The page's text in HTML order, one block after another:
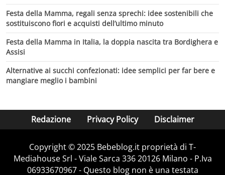
Festa della Mamma, regali senza sprechi: idee sostenibili che
sostituiscono fiori e acquisti dell’ultimo minuto
Festa della Mamma in Italia, la doppia nascita tra Bordighera e
Assisi
Alternative ai succhi confezionati: idee semplici per far bere e
mangiare meglio i bambini
Redazione Privacy Policy Disclaimer
Copyright © 2025 Bebeblog.it proprietà di T-
Mediahouse Srl - Viale Sarca 336 20126 Milano - P.Iva
06933670967 - Questo blog non è una testata